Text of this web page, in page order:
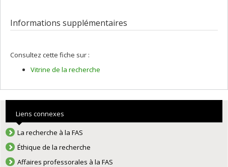
Informations supplémentaires
Consultez cette fiche sur :
Vitrine de la recherche
Liens connexes
La recherche à la FAS
Éthique de la recherche
Affaires professorales à la FAS